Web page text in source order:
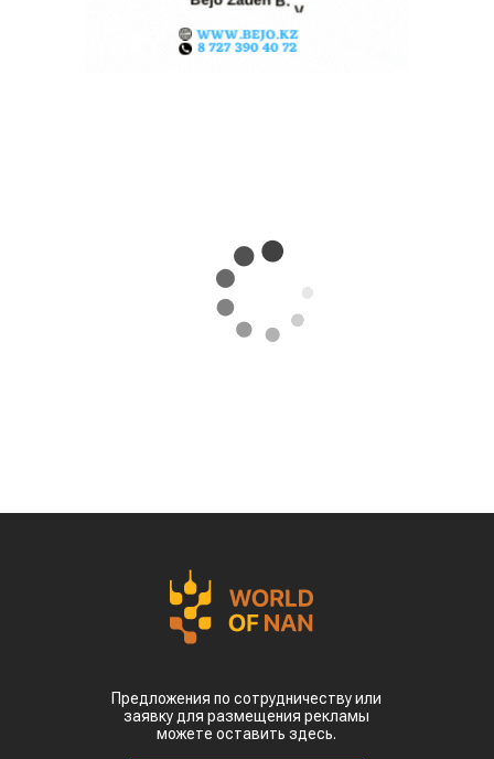
Предложения по сотрудничеству или
заявку для размещения рекламы
можете оставить здесь.